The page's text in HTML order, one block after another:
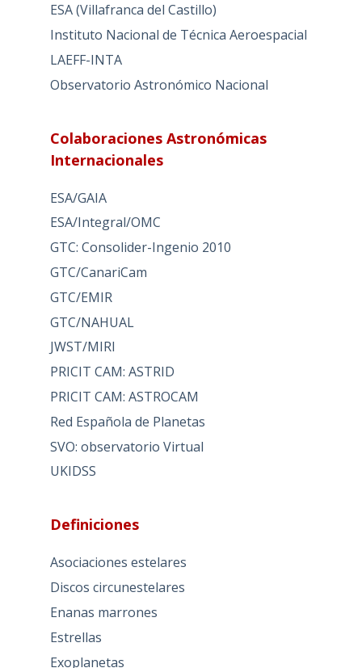
ESA (Villafranca del Castillo)
Instituto Nacional de Técnica Aeroespacial
LAEFF-INTA
Observatorio Astronómico Nacional
Colaboraciones Astronómicas
Internacionales
ESA/GAIA
ESA/Integral/OMC
GTC: Consolider-Ingenio 2010
GTC/CanariCam
GTC/EMIR
GTC/NAHUAL
JWST/MIRI
PRICIT CAM: ASTRID
PRICIT CAM: ASTROCAM
Red Española de Planetas
SVO: observatorio Virtual
UKIDSS
Definiciones
Asociaciones estelares
Discos circunestelares
Enanas marrones
Estrellas
Exoplanetas